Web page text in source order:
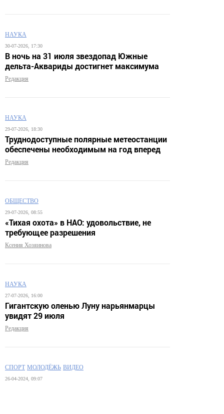
НАУКА
30-07-2026, 17:30
В ночь на 31 июля звездопад Южные
дельта-Аквариды достигнет максимума
Редакция
НАУКА
29-07-2026, 18:30
Труднодоступные полярные метеостанции
обеспечены необходимым на год вперед
Редакция
ОБЩЕСТВО
29-07-2026, 08:55
«Тихая охота» в НАО: удовольствие, не
требующее разрешения
Ксения Хозяинова
НАУКА
27-07-2026, 16:00
Гигантскую оленью Луну нарьянмарцы
увидят 29 июля
Редакция
СПОРТ МОЛОДЁЖЬ ВИДЕО
26-04-2024, 09:07